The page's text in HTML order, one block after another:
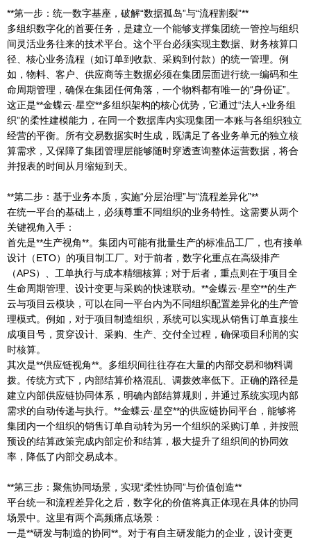
**第一步：统一数字基座，破解“数据孤岛”与“流程割裂”**
多组织数字化的首要任务，是建立一个能够支撑集团统一管控与组织
间灵活业务往来的技术平台。这个平台必须实现主数据、财务核算口
径、核心业务流程（如订单到收款、采购到付款）的统一管理。例
如，物料、客户、供应商等主数据必须在集团层面进行统一编码和生
命周期管理，确保在集团任何角落，一个物料都有唯一的“身份证”。
这正是**金蝶云·星空**多组织架构的核心优势，它通过“法人+业务组
织”的柔性建模能力，在同一个数据库内实现集团一本账与各组织独立
经营的平衡。所有交易数据实时生成，既满足了各业务单元的独立核
算需求，又保障了集团管理层能够随时穿透查询整体运营数据，将合
并报表的时间从月缩短到天。
**第二步：基于业务本质，实施“分层治理”与“流程差异化”**
在统一平台的基础上，必须尊重不同组织的业务特性。这需要从两个
关键视角入手：
首先是**生产视角**。集团内可能有批量生产的标准品工厂，也有接单
设计（ETO）的项目制工厂。对于前者，数字化重点在高级排产
（APS）、工单执行与成本精细核算；对于后者，重点则在于项目全
生命周期管理、设计变更与采购的快速联动。**金蝶云·星空**的生产
云与项目云模块，可以在同一平台内为不同组织配置差异化的生产管
理模式。例如，对于项目制造组织，系统可以实现从销售订单直接生
成项目号，贯穿设计、采购、生产、交付全过程，确保项目利润的实
时核算。
其次是**供应链视角**。多组织间往往存在大量的内部交易和物料调
拨。传统方式下，内部结算价格混乱、调拨效率低下。正确的路径是
建立内部供应链协同体系，明确内部结算规则，并通过系统实现内部
需求的自动传递与执行。**金蝶云·星空**的供应链协同平台，能够将
集团内一个组织的销售订单自动转为另一个组织的采购订单，并按照
预设的结算政策完成内部定价和结算，极大提升了组织间的协同效
率，降低了内部交易成本。
**第三步：聚焦协同场景，实现“柔性协同”与价值创造**
平台统一和流程差异化之后，数字化的价值将真正体现在具体的协同
场景中。这里有两个高频痛点场景：
一是**研发与制造的协同**。对于有自主研发能力的企业，设计变更